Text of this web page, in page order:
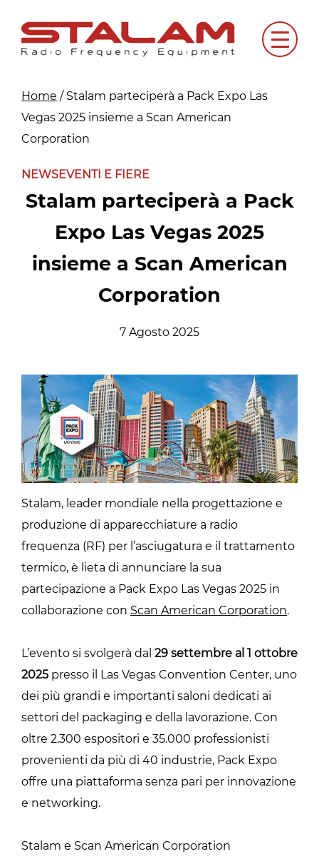
content
Menu
Home / Stalam parteciperà a Pack Expo Las
Vegas 2025 insieme a Scan American
Corporation
NEWSEVENTI E FIERE
Stalam parteciperà a Pack
Expo Las Vegas 2025
insieme a Scan American
Corporation
7 Agosto 2025
Stalam, leader mondiale nella progettazione e
produzione di apparecchiature a radio
frequenza (RF) per l’asciugatura e il trattamento
termico, è lieta di annunciare la sua
partecipazione a Pack Expo Las Vegas 2025 in
collaborazione con Scan American Corporation.
L’evento si svolgerà dal 29 settembre al 1 ottobre
2025 presso il Las Vegas Convention Center, uno
dei più grandi e importanti saloni dedicati ai
settori del packaging e della lavorazione. Con
oltre 2.300 espositori e 35.000 professionisti
provenienti da più di 40 industrie, Pack Expo
offre una piattaforma senza pari per innovazione
e networking.
Stalam e Scan American Corporation